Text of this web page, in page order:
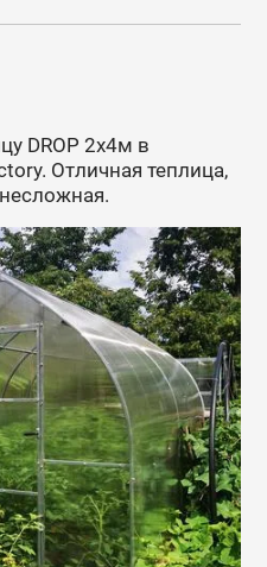
DROP 2x4м в
Отличная теплица,